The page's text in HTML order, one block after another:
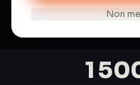
Non
1